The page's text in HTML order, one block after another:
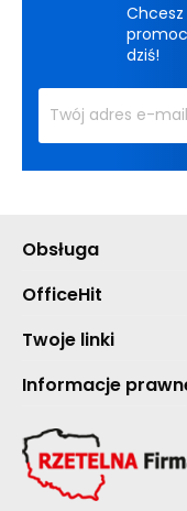
dziś!
Obsługa
OfficeHit
Twoje linki
Informacje